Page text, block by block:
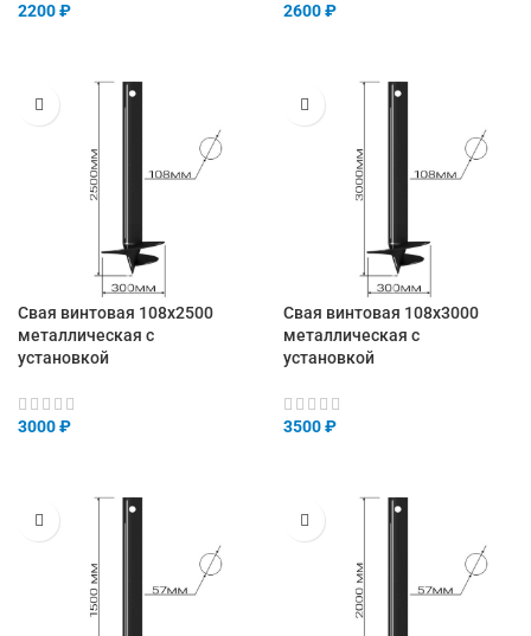
2200₽ 2600₽
Свая винтовая 108х2500
металлическая с
установкой
3000₽
Свая винтовая 108х3000
металлическая с
установкой
3500₽